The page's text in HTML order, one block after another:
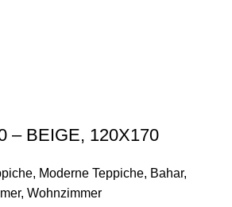
– BEIGE, 120X170
, Moderne Teppiche, Bahar,
, Wohnzimmer